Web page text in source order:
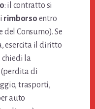
: il contratto si
rimborso entro
del Consumo). Se
esercita il diritto
chiedi la
di
trasporti,
auto